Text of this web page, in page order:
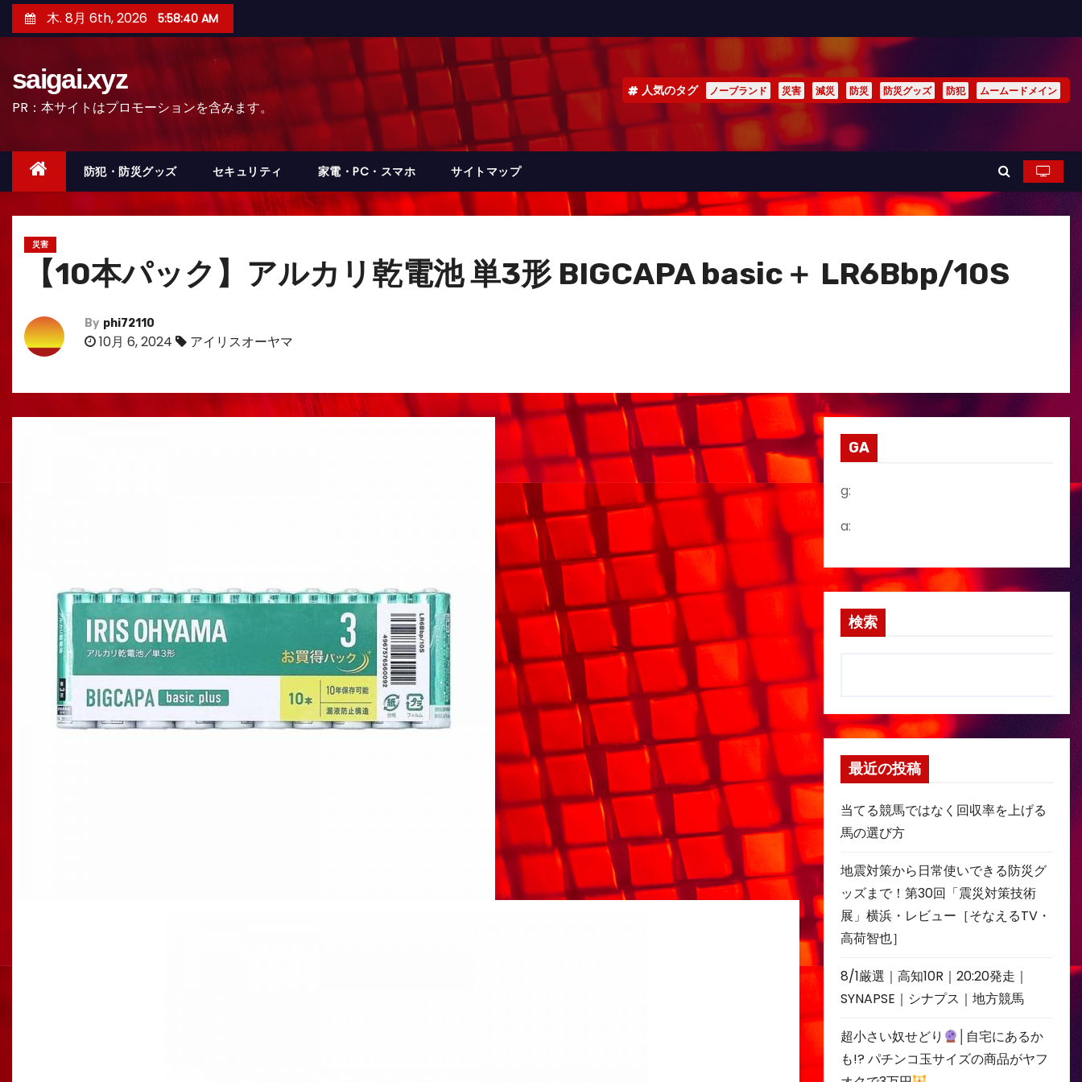
ン
ッ
木. 8月 6th, 2026 5:58:41 AM
saigai.xyz
PR：本サイトはプロモーションを含みます。
人気のタグ ノーブランド 災害 減災 防災 防災グッズ 防犯 ムームードメイン
防犯・防災グッズ セキュリティ 家電・PC・スマホ サイトマップ
災害
【10本パック】アルカリ乾電池 単3形 BIGCAPA basic＋ LR6Bbp/10S
By phi72110
10月 6, 2024 アイリスオーヤマ
GA
g:
a:
検索
最近の投稿
当てる競馬ではなく回収率を上げる
馬の選び方
地震対策から日常使いできる防災グ
ッズまで！第30回「震災対策技術
展」横浜・レビュー［そなえるTV・
高荷智也］
8/1厳選｜高知10R｜20:20発走｜
SYNAPSE｜シナプス｜地方競馬
超小さい奴せどり
│自宅にあるか
も!? パチンコ玉サイズの商品がヤフ